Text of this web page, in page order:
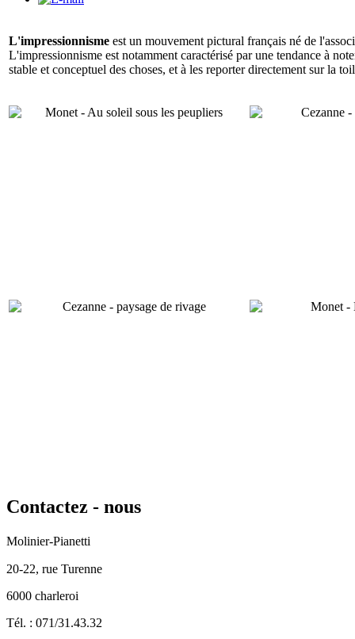
L'impressionnisme est un mouvement pictural français né de
L'impressionnisme est notamment caractérisé par une tendance à
stable et conceptuel des choses, et à les reporter directement sur la
Contactez - nous
Molinier-Pianetti
20-22, rue Turenne
6000 charleroi
Tél. : 071/31.43.32